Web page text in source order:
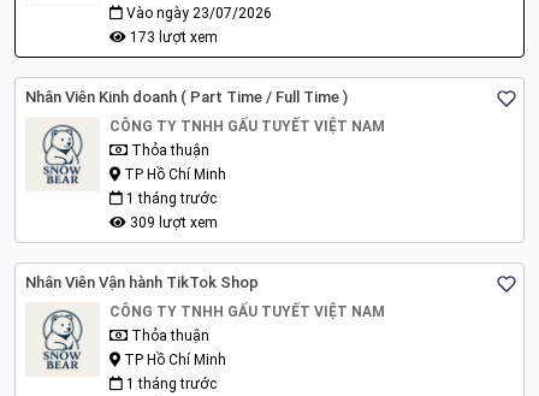
Vào ngày 23/07/2026
173 lượt xem
Nhân Viên Kinh doanh ( Part Time / Full Time )
CÔNG TY TNHH GẤU TUYẾT VIỆT NAM
Thỏa thuận
TP Hồ Chí Minh
1 tháng trước
309 lượt xem
Nhân Viên Vận hành TikTok Shop
CÔNG TY TNHH GẤU TUYẾT VIỆT NAM
Thỏa thuận
TP Hồ Chí Minh
1 tháng trước